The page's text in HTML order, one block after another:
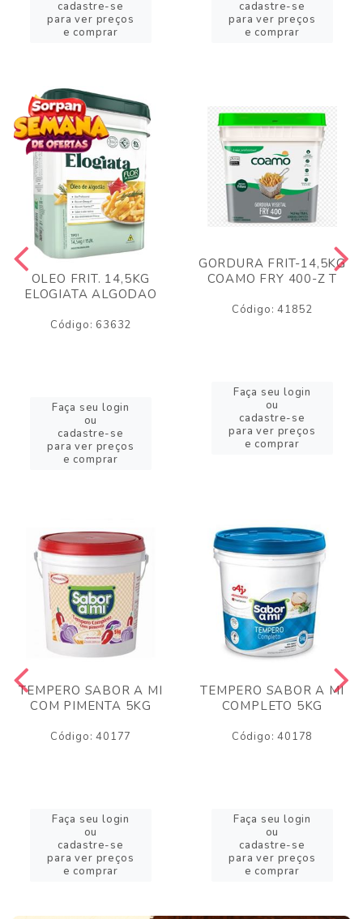
cadastre-se
para ver preços
e comprar
cadastre-se
para ver preços
e comprar
OLEO FRIT. 14,5KG
ELOGIATA ALGODAO
Código: 63632
Faça seu login
ou
cadastre-se
para ver preços
e comprar
GORDURA FRIT-14,5KG
COAMO FRY 400-Z T
Código: 41852
Faça seu login
ou
cadastre-se
para ver preços
e comprar
TEMPERO SABOR A MI
COM PIMENTA 5KG
Código: 40177
Faça seu login
ou
cadastre-se
para ver preços
e comprar
TEMPERO SABOR A MI
COMPLETO 5KG
Código: 40178
Faça seu login
ou
cadastre-se
para ver preços
e comprar